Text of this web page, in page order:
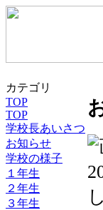
カテゴリ
TOP
TOP
学校長あいさつ
お知らせ
学校の様子
１年生
２年生
３年生